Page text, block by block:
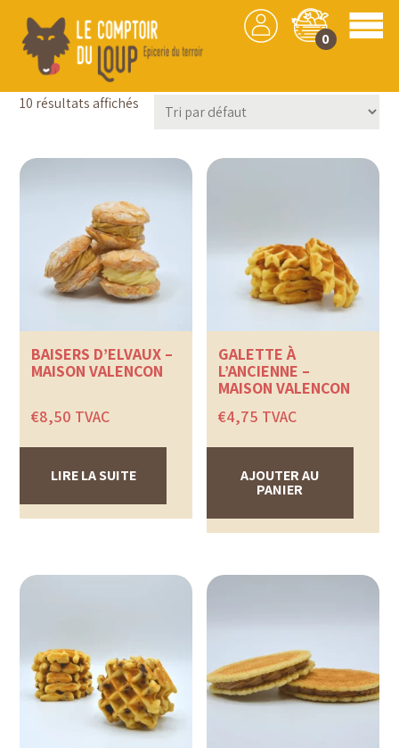
0
Gaufres
10 résultats affichés
BAISERS D’ELVAUX –
MAISON VALENÇON
€8,50 TVAC
LIRE LA SUITE
GALETTE À
L’ANCIENNE –
MAISON VALENÇON
€4,75 TVAC
AJOUTER AU
PANIER